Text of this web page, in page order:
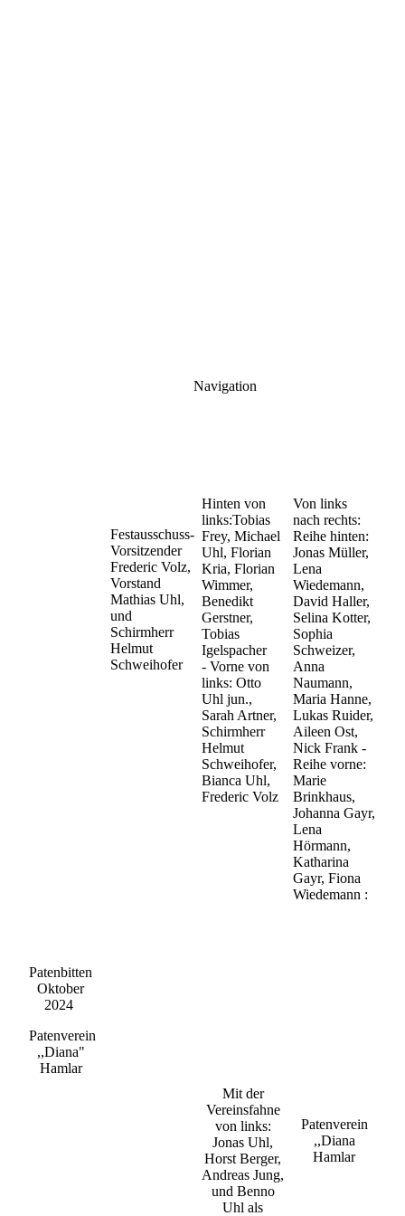
Navigation
Patenbitten
Oktober
2024
Patenverein
,,Diana"
Hamlar
Festausschuss-
Vorsitzender
Frederic Volz,
Vorstand
Mathias Uhl,
und
Schirmherr
Helmut
Schweihofer
Hinten von
links:Tobias
Frey, Michael
Uhl, Florian
Kria, Florian
Wimmer,
Benedikt
Gerstner,
Tobias
Igelspacher
-Vorne von
links: Otto
Uhl jun.,
Sarah Artner,
Schirmherr
Helmut
Schweihofer,
Bianca Uhl,
Frederic Volz
Von links
nach rechts:
Reihe hinten:
Jonas Müller,
Lena
Wiedemann,
David Haller,
Selina Kotter,
Sophia
Schweizer,
Anna
Naumann,
Maria Hanne,
Lukas Ruider,
Aileen Ost,
Nick Frank -
Reihe vorne:
Marie
Brinkhaus,
Johanna Gayr,
Lena
Hörmann,
Katharina
Gayr, Fiona
Wiedemann :
Mit der
Vereinsfahne
von links:
Jonas Uhl,
Horst Berger,
Andreas Jung,
und Benno
Uhl als
Patenverein
,,Diana
Hamlar